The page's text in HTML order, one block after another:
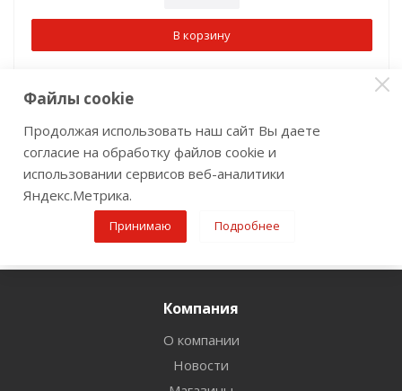
В корзину
Показать еще
1 2 27
Компания
О компании
Новости
Файлы cookie
Продолжая использовать наш сайт Вы даете
согласие на обработку файлов cookie и
использовании сервисов веб-аналитики
Яндекс.Метрика.
Принимаю Подробнее